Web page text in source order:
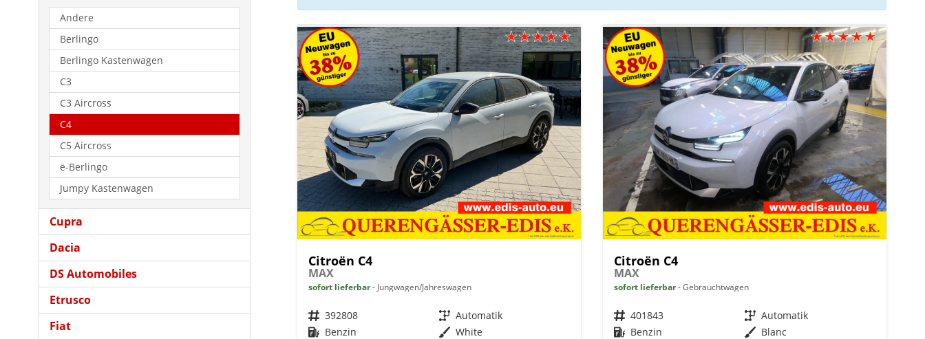
Citroën C4
MAX
sofort lieferbar Jungwagen/Jahreswagen
Fahrzeugnr. 392808 Getriebe Automatik
Kraftstoff Benzin Außenfarbe White
Citroën C4
MAX
sofort lieferbar Gebrauchtwagen
Fahrzeugnr. 401843 Getriebe Automatik
Kraftstoff Benzin Außenfarbe Blanc
Andere
Berlingo
Berlingo Kastenwagen
C3
C3 Aircross
C4
C5 Aircross
ë-Berlingo
Jumpy Kastenwagen
Cupra
Dacia
DS Automobiles
Etrusco
Fiat